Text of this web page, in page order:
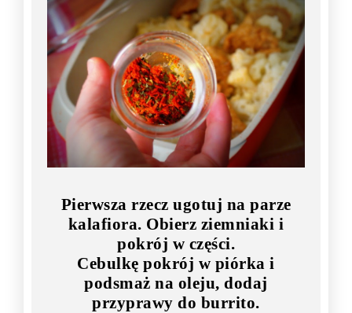
Pierwsza rzecz ugotuj na parze
kalafiora. Obierz ziemniaki i
pokrój w części.
Cebulkę pokrój w piórka i
podsmaż na oleju, dodaj
przyprawy do burrito.